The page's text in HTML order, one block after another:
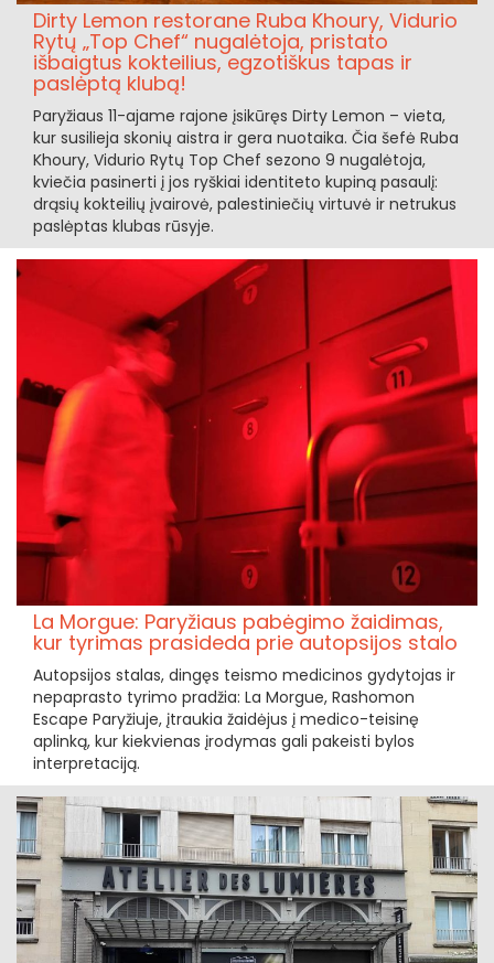
Dirty Lemon restorane Ruba Khoury, Vidurio
Rytų „Top Chef“ nugalėtoja, pristato
išbaigtus kokteilius, egzotiškus tapas ir
paslėptą klubą!
Paryžiaus 11-ajame rajone įsikūręs Dirty Lemon – vieta,
kur susilieja skonių aistra ir gera nuotaika. Čia šefė Ruba
Khoury, Vidurio Rytų Top Chef sezono 9 nugalėtoja,
kviečia pasinerti į jos ryškiai identiteto kupiną pasaulį:
drąsių kokteilių įvairovė, palestiniečių virtuvė ir netrukus
paslėptas klubas rūsyje.
La Morgue: Paryžiaus pabėgimo žaidimas,
kur tyrimas prasideda prie autopsijos stalo
Autopsijos stalas, dingęs teismo medicinos gydytojas ir
nepaprasto tyrimo pradžia: La Morgue, Rashomon
Escape Paryžiuje, įtraukia žaidėjus į medico-teisinę
aplinką, kur kiekvienas įrodymas gali pakeisti bylos
interpretaciją.